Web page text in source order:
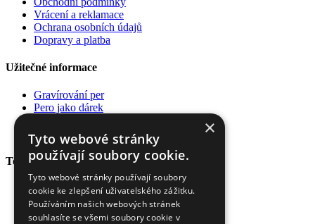
Vrácení a reklamace
Ochrana osobních údajů
Dopravy a platba
Užitečné informace
Gravírování per
Pero jako dárek
Pro firmy
Top kategorie
Plnící pera
Kuličková pera
Rollery
×
Tyto webové stránky
používají soubory cookie.
Tyto webové stránky používají soubory
cookie ke zlepšení uživatelského zážitku.
Používáním našich webových stránek
souhlasíte se všemi soubory cookie v